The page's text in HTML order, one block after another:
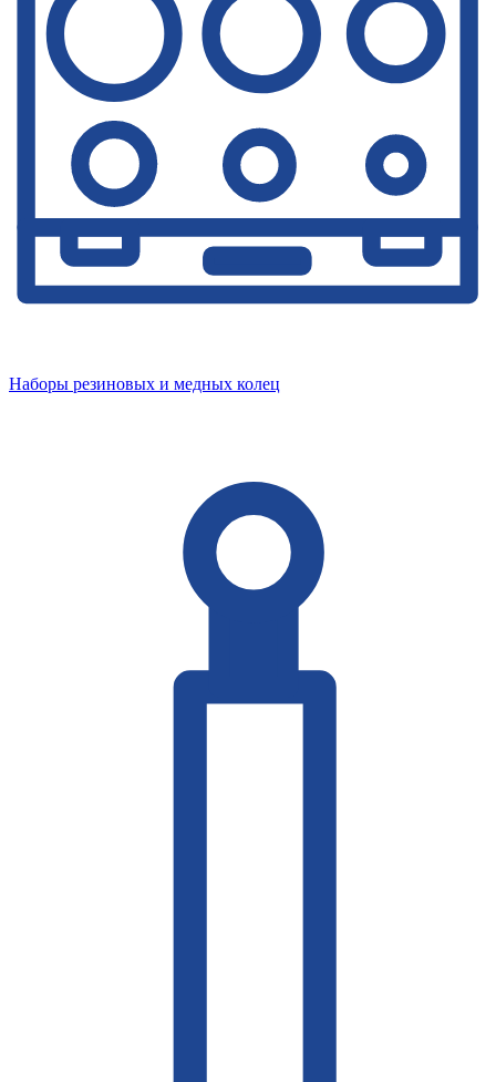
Наборы резиновых и медных колец